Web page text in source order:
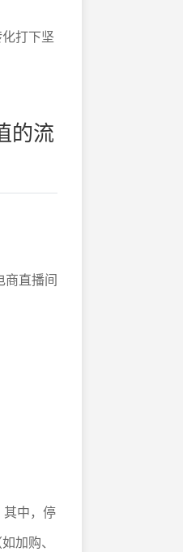
打下坚
的流
商直播间
其中，停
加购、